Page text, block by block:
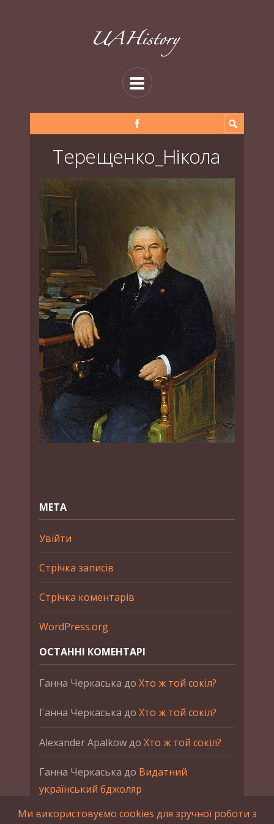
Терещенко_Нікола
МЕТА
Увійти
Стрічка записів
Стрічка коментарів
WordPress.org
ОСТАННІ КОМЕНТАРІ
Ганна Черкаська до Хто ж той сокіл?
Ганна Черкаська до Хто ж той сокіл?
Alexander Apalkowдо Хто ж той сокіл?
Ганна Черкаська до Видатний
український бджоляр
Ганна ЧеркаськадоПетро Франко
Ми використовуємо cookies для зручної роботи з